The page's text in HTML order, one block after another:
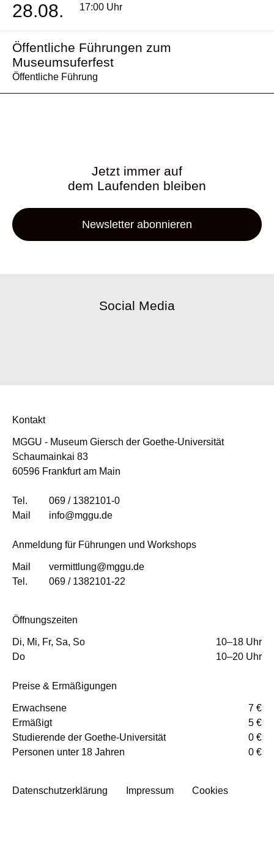
28.08. 17:00 Uhr
Öffentliche Führungen zum
Museumsuferfest
Öffentliche Führung
Jetzt immer auf
dem Laufenden bleiben
Newsletter abonnieren
Social Media
Kontakt
MGGU - Museum Giersch der Goethe-Universität
Schaumainkai 83
60596 Frankfurt am Main
Tel.
069 / 1382101-0
Mail
info@mggu.de
Anmeldung für Führungen und Workshops
Mail
vermittlung@mggu.de
Tel.
069 / 1382101-22
Öffnungszeiten
Di, Mi, Fr, Sa, So
10–18 Uhr
Do
10–20 Uhr
Preise & Ermäßigungen
Erwachsene
7 €
Ermäßigt
5 €
Studierende der Goethe-Universität
0 €
Personen unter 18 Jahren
0 €
Datenschutzerklärung Impressum Cookies